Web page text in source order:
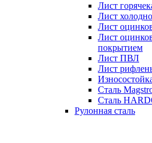
Лист
Лист
Лист
Лист
покрытием
Лист ПВЛ
Лист
Сталь
Сталь
Рулонная сталь